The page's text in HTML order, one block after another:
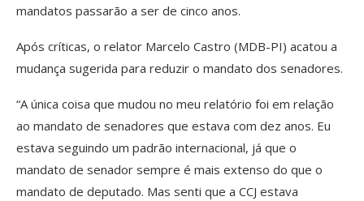
mandatos passarão a ser de cinco anos.
Após críticas, o relator Marcelo Castro (MDB-PI) acatou a
mudança sugerida para reduzir o mandato dos senadores.
“A única coisa que mudou no meu relatório foi em relação
ao mandato de senadores que estava com dez anos. Eu
estava seguindo um padrão internacional, já que o
mandato de senador sempre é mais extenso do que o
mandato de deputado. Mas senti que a CCJ estava